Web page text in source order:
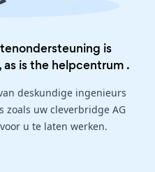
is
is the helpcentrum .
deskundige ingenieurs
zoals uw cleverbridge AG
u te laten werken.